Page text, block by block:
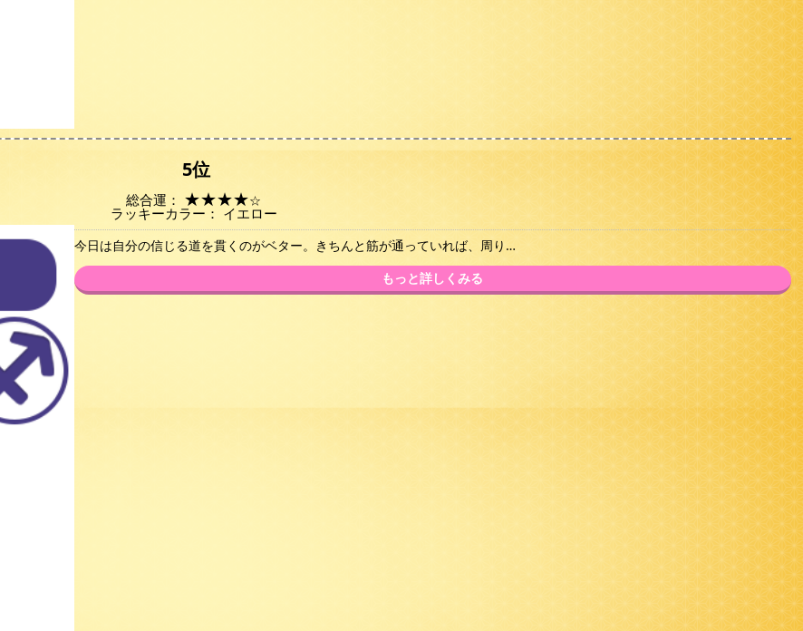
5位
総合運： ★★★★☆
ラッキーカラー： イエロー
今日は自分の信じる道を貫くのがベター。きちんと筋が通っていれば、周り…
もっと詳しくみる